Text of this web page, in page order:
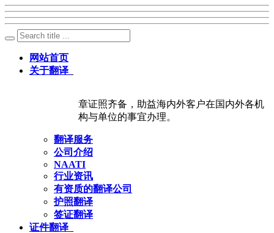
网站首页
关于翻译
章证照齐备，助益海内外客户在国内外各机
构与单位的事宜办理。
翻译服务
公司介绍
NAATI
行业资讯
有资质的翻译公司
护照翻译
签证翻译
证件翻译